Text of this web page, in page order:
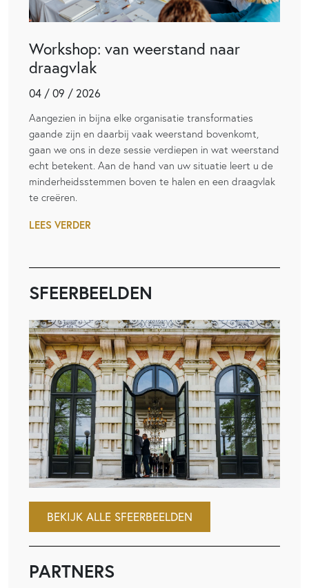
Workshop: van weerstand naar
draagvlak
04 / 09 / 2026
Aangezien in bijna elke organisatie transformaties
gaande zijn en daarbij vaak weerstand bovenkomt,
gaan we ons in deze sessie verdiepen in wat weerstand
echt betekent. Aan de hand van uw situatie leert u de
minderheidsstemmen boven te halen en een draagvlak
te creëren.
LEES VERDER
SFEERBEELDEN
BEKIJK ALLE SFEERBEELDEN
PARTNERS